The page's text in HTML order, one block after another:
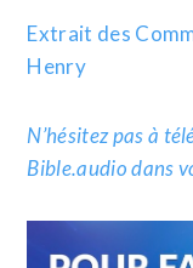
Extrait des
Henry
N’hésitez pas à
Bible.audio dans